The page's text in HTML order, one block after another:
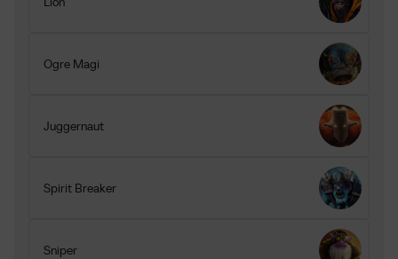
Ogre Magi
Juggernaut
Spirit Breaker
Sniper